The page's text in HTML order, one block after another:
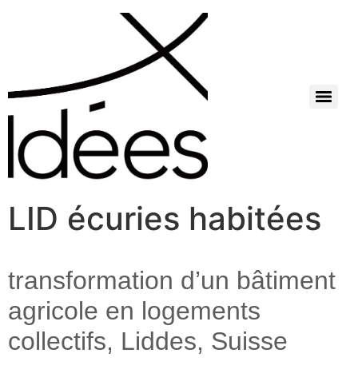
LID écuries habitées
transformation d’un bâtiment
agricole en logements
collectifs, Liddes, Suisse